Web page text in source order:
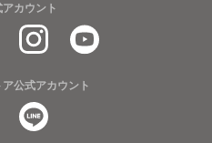
カウント
公式アカウント